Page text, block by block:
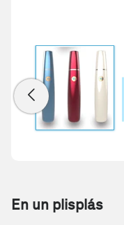
En un plisplás